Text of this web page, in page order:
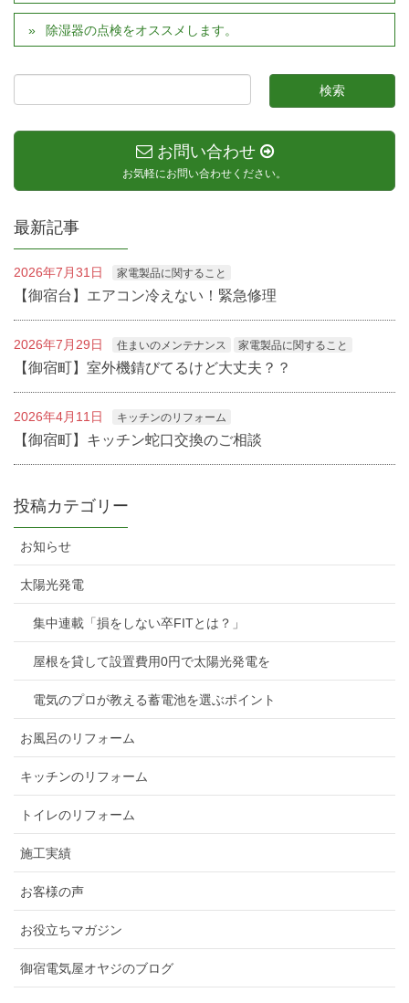
除湿器の点検をオススメします。
お問い合わせ
お気軽にお問い合わせください。
最新記事
2026年7月31日 家電製品に関すること
【御宿台】エアコン冷えない！緊急修理
2026年7月29日 住まいのメンテナンス 家電製品に関すること
【御宿町】室外機錆びてるけど大丈夫？？
2026年4月11日 キッチンのリフォーム
【御宿町】キッチン蛇口交換のご相談
投稿カテゴリー
お知らせ
太陽光発電
集中連載「損をしない卒FITとは？」
屋根を貸して設置費用0円で太陽光発電を
電気のプロが教える蓄電池を選ぶポイント
お風呂のリフォーム
キッチンのリフォーム
トイレのリフォーム
施工実績
お客様の声
お役立ちマガジン
御宿電気屋オヤジのブログ